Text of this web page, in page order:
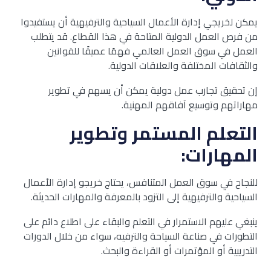
يمكن لخريجي إدارة الأعمال السياحية والترفيهية أن يستفيدوا
من فرص العمل الدولية المتاحة في هذا القطاع. قد يتطلب
العمل في سوق العمل العالمي فهمًا عميقًا للقوانين
والثقافات المختلفة والعلاقات الدولية.
إن تحقيق تجارب عمل دولية يمكن أن يسهم في تطوير
مهاراتهم وتوسيع آفاقهم المهنية.
التعلم المستمر وتطوير
المهارات:
للنجاح في سوق العمل المتنافس، يحتاج خريجو إدارة الأعمال
السياحية والترفيهية إلى التزود بالمعرفة والمهارات الحديثة.
ينبغي عليهم الاستمرار في التعلم والبقاء على اطلاع دائم على
التطورات في صناعة السياحة والترفيه، سواء من خلال الدورات
التدريبية أو المؤتمرات أو القراءة والبحث.